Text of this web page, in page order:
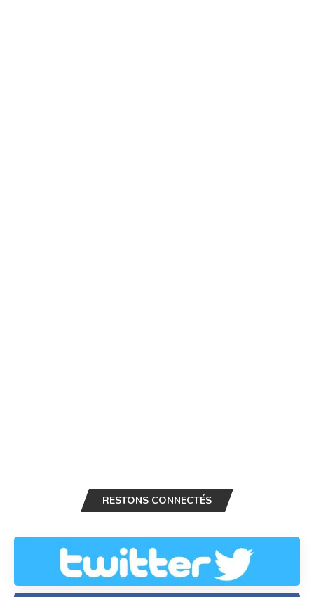
RESTONS CONNECTÉS